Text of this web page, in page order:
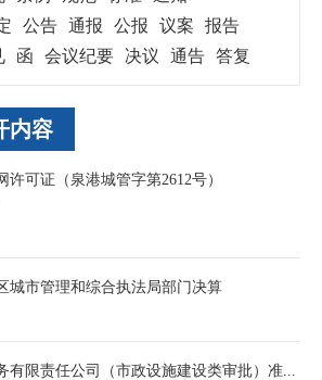
公告 通报 公报 议案
报告
函 会议纪要 决议 通告 答复
内容
可证（泉港城管字第2612号）
城市管理和综合执法局部门决算
有限责任公司（市政设施建设类审批）准...